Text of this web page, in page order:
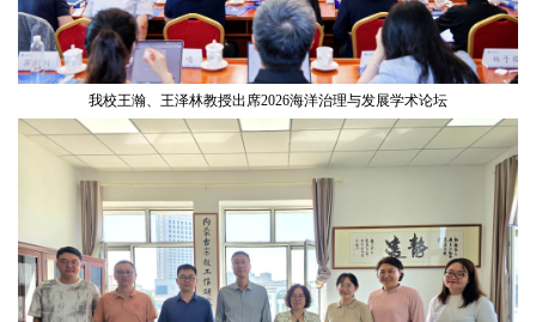
我校王瀚、王泽林教授出席2026海洋治理与发展学术论坛